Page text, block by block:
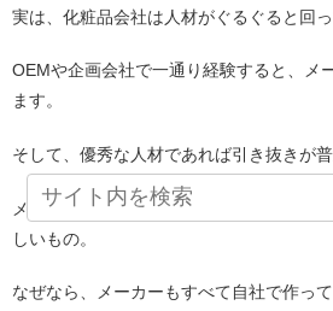
実は、化粧品会社は人材がぐるぐると回っ
OEMや企画会社で一通り経験すると、メ
ます。
そして、優秀な人材であれば引き抜きが普
メーカーにとって、OEMでの経験や知識
しいもの。
なぜなら、メーカーもすべて自社で作っ